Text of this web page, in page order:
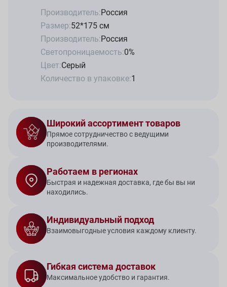
Производитель:Россия
Размер:52*175 см
Производитель:Россия
Светопроницаемость:0%
Цвет:Серый
Количество в упаковке:1
Широкий ассортимент товаров
Прямое сотрудничество с ведущими
производителями.
Работаем в регионах
Быстрая и надежная доставка, где бы вы ни
находились.
Индивидуальный подход
Взаимовыгодные условия каждому клиенту.
Гибкая система доставок
Максимальное удобство и гарантия.